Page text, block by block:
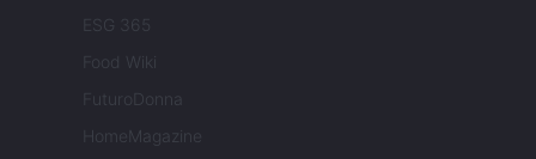
ESG 365
Food Wiki
FuturoDonna
HomeMagazine